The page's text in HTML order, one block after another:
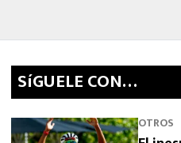
SíGUELE CON…
OTROS